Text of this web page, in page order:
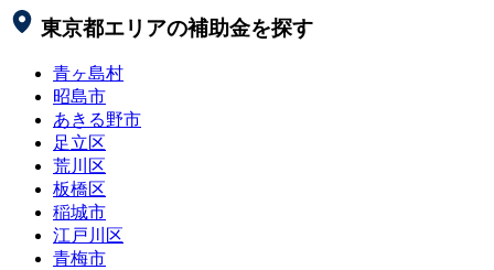
東京都エリアの補助金を探す
青ヶ島村
昭島市
あきる野市
足立区
荒川区
板橋区
稲城市
江戸川区
青梅市